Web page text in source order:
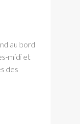
au bord
midi et
des